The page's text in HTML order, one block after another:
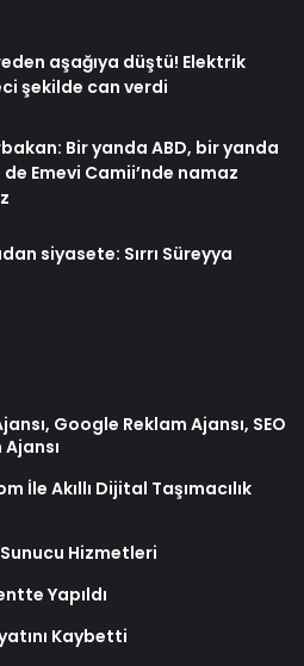
aşağıya düştü! Elektrik
şekilde can verdi
Bir yanda ABD, bir yanda
de Emevi Camii’nde namaz
siyasete: Sırrı Süreyya
Google Reklam Ajansı, SEO
İle Akıllı Dijital Taşımacılık
Hizmetleri
Yapıldı
Kaybetti